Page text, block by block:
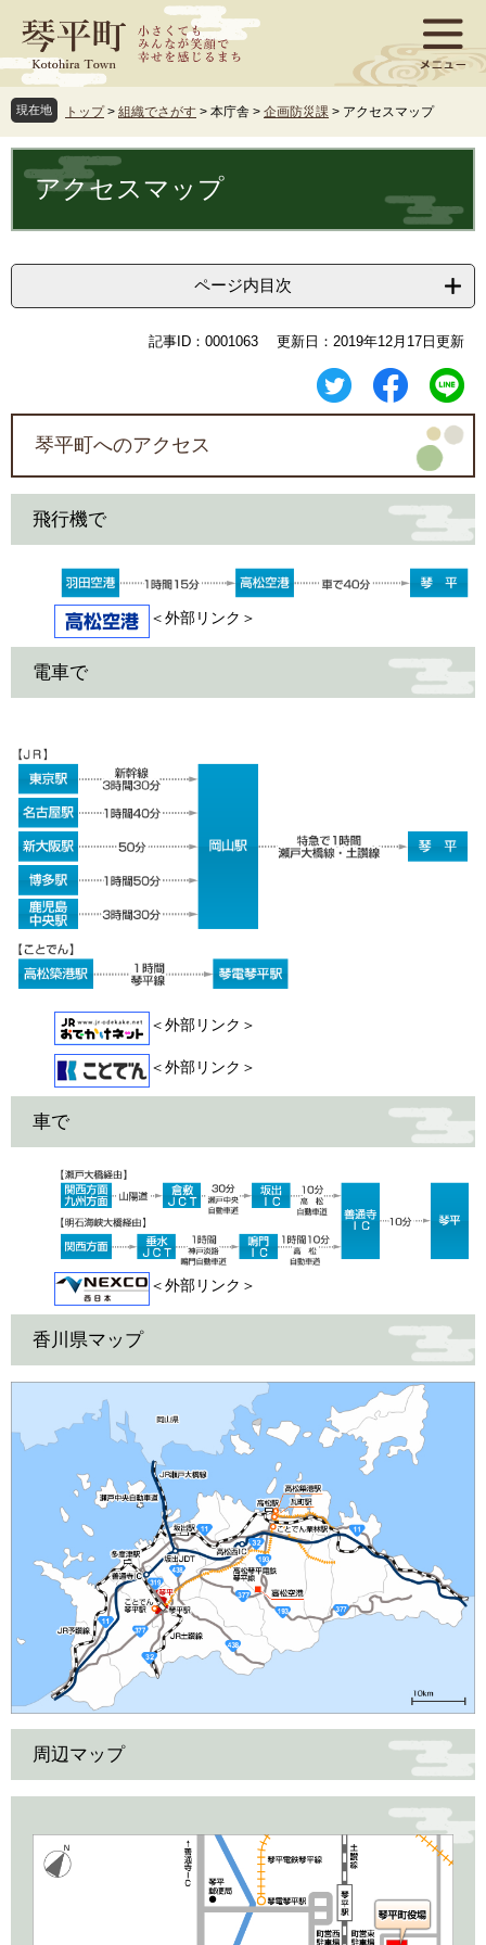
ジ
先
頭
で
ュ
を
飛
ば
へ
現在地 トップ > 組織でさがす > 本庁舎 > 企画防災課 > アクセスマップ
文
アクセスマップ
ページ内目次
記事ID：0001063 更新日：2019年12月17日更新
琴平町へのアクセス
飛行機で
＜外部リンク＞
電車で
＜外部リンク＞
＜外部リンク＞
車で
＜外部リンク＞
香川県マップ
周辺マップ